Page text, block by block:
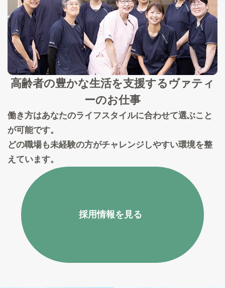
高齢者の豊かな生活を支援する ヴァティ
ーのお仕事
働き方はあなたのライフスタイルに合わせて選ぶこと
が可能です。
どの職場も未経験の方がチャレンジしやすい環境を整
えています。
採用情報を見る